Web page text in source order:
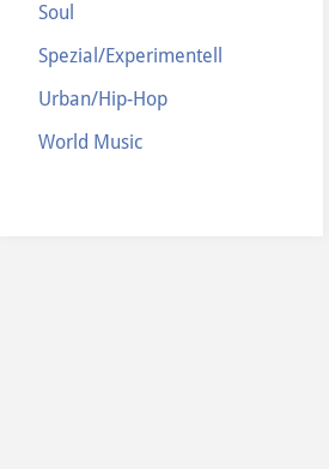
Soul
Spezial/Experimentell
Urban/Hip-Hop
World Music